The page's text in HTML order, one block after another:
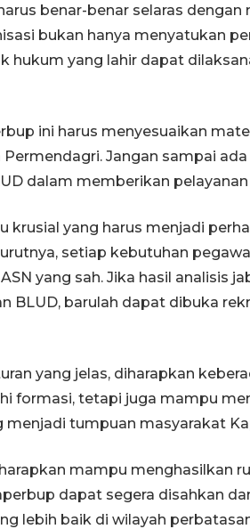
benar-benar selaras
bukan hanya menyatukan
hukum yang lahir dapat
ini harus menyesuaikan
Jangan sampai
dalam memberikan
krusial yang harus menjadi
setiap kebutuhan
yang sah. Jika hasil analisis
BLUD, barulah dapat dibuka
yang jelas, diharapkan
formasi, tetapi juga mampu
menjadi tumpuan masyarakat
mampu menghasilkan
dapat segera disahkan
lebih baik di wilayah
30 Juli